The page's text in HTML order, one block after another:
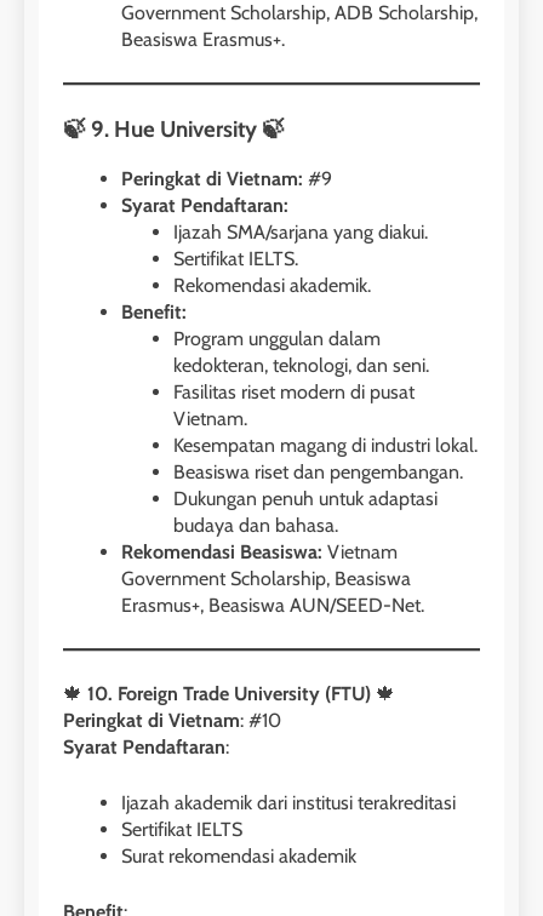
Online IELTS Courses
🎓 ScholarPath by Leiden
Institute
LEIDEN INSTITUTE
Study IELTS Preparation
LEIDEN INSTITUTE
Online IELTS Courses
LEIDEN INSTITUTE
LEIDEN INSTITUTE
Study IELTS Preparation
40
Batch VII : 31 Maret – 28 April
2023
COURSE PERIODS
Batch VI : 15 Maret – 13 April
2023
COURSE PERIODS
Batch V : 1 – 29 Maret 2023
COURSE PERIODS
Batch IV : 15 Februari – 14
COURSE PERIODS
Batch XV: 30 July – 27 August
2026
Government Scholarship, ADB Scholarship,
Beasiswa Erasmus+.
🍃 9. Hue University 🍃
Peringkat di Vietnam: #9
Syarat Pendaftaran:
Ijazah SMA/sarjana yang diakui.
Sertifikat IELTS.
Rekomendasi akademik.
Benefit:
Program unggulan dalam
kedokteran, teknologi, dan seni.
Fasilitas riset modern di pusat
Vietnam.
Kesempatan magang di industri lokal.
Beasiswa riset dan pengembangan.
Dukungan penuh untuk adaptasi
budaya dan bahasa.
Rekomendasi Beasiswa: Vietnam
Government Scholarship, Beasiswa
Erasmus+, Beasiswa AUN/SEED-Net.
🍁 10. Foreign Trade University (FTU) 🍁
Peringkat di Vietnam: #10
Syarat Pendaftaran:
Ijazah akademik dari institusi terakreditasi
Sertifikat IELTS
Surat rekomendasi akademik